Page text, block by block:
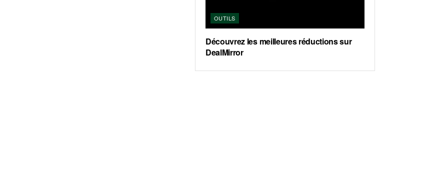
OUTILS
Découvrez les meilleures réductions sur
DealMirror